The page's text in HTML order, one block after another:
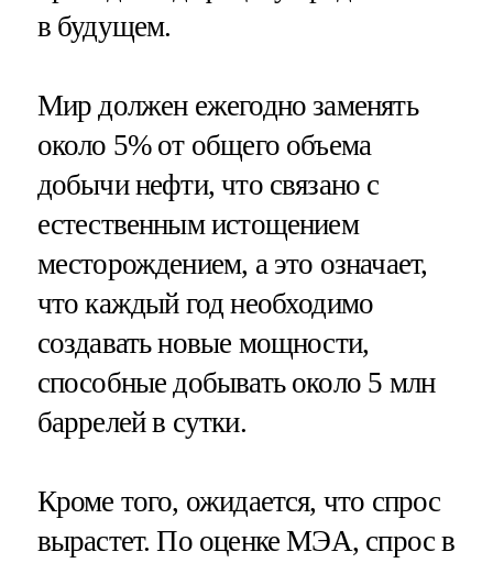
в будущем.
Мир должен ежегодно заменять
около 5% от общего объема
добычи нефти, что связано с
естественным истощением
месторождением, а это означает,
что каждый год необходимо
создавать новые мощности,
способные добывать около 5 млн
баррелей в сутки.
Кроме того, ожидается, что спрос
вырастет. По оценке МЭА, спрос в